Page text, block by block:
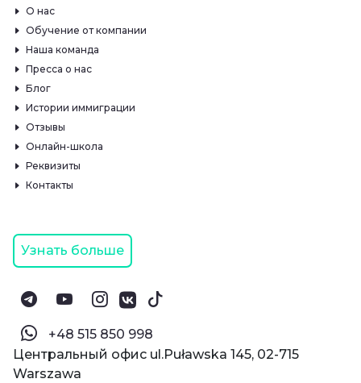
О нас
Обучение от компании
Наша команда
Пресса о нас
Блог
Истории иммиграции
Отзывы
Онлайн-школа
Реквизиты
Контакты
Узнать больше
‪+48 515 850 998‬
Центральный офис ul.Puławska 145, 02-715
Warszawa